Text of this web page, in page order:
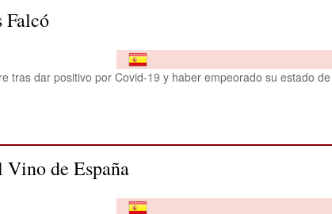
Falcó
tras dar positivo por Covid-19 y haber empeorado su estado de
Vino de España